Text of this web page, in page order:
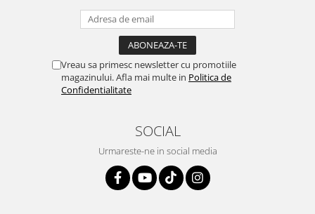
Vreau sa primesc newsletter cu promotiile
magazinului. Afla mai multe in Politica de
Confidentialitate
SOCIAL
Urmareste-ne in social media